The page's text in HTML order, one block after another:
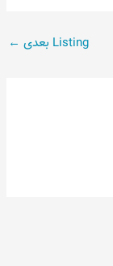
Listing بعدی ←